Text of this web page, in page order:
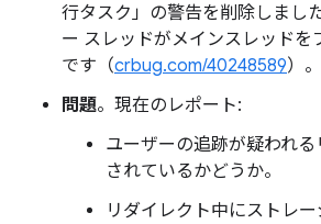
行タスク」の警告を削除しまし
ー スレッドがメインスレッドを
です（crbug.com/40248589）。
問題。現在のレポート:
ユーザーの追跡が疑われ
されているかどうか。
リダイレクト中にストレ